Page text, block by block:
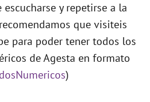
y repetirse a la
que visiteis
para poder tener todos los
de Agesta en formato
)